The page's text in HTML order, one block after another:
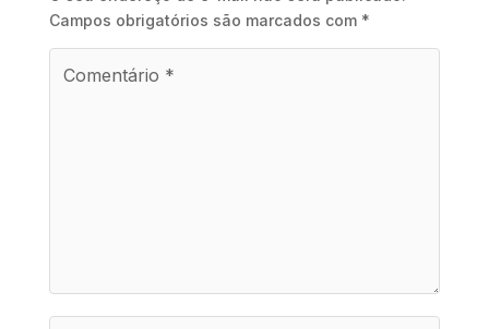
Campos obrigatórios são marcados com *